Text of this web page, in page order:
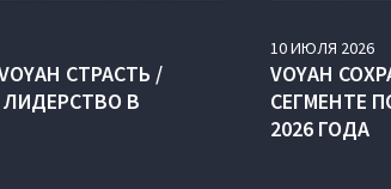
СТРАСТЬ /
ЛИДЕРСТВО В
10ИЮЛЯ 2026
VOYAH
СЕГМЕНТЕ
2026 ГОДА